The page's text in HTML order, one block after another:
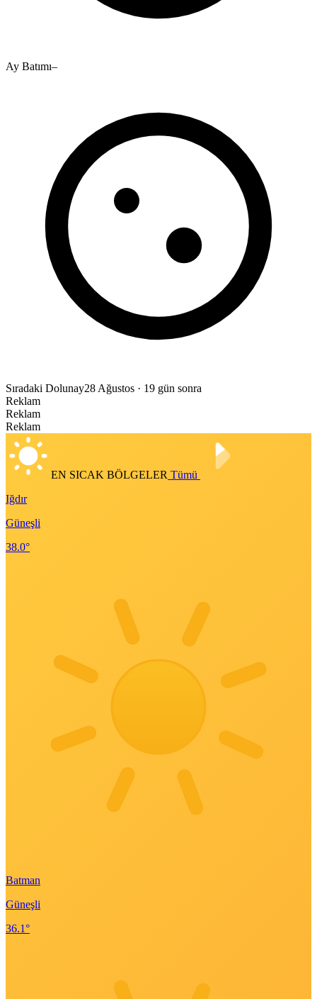
Ay Batımı–
Sıradaki Dolunay28 Ağustos · 19 gün sonra
Reklam
Reklam
Reklam
EN SICAK BÖLGELER Tümü
Iğdır
Güneşli
38.0°
Batman
Güneşli
36.1°